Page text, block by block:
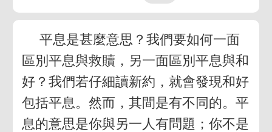
平息是甚麼意思？我們要如何一面
區別平息與救贖，另一面區別平息與和
好？我們若仔細讀新約，就會發現和好
包括平息。然而，其間是有不同的。平
息的意思是你與另一人有問題；你不是